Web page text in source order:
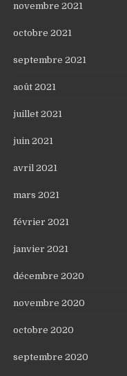
novembre 2021
octobre 2021
septembre 2021
août 2021
juillet 2021
juin 2021
avril 2021
mars 2021
février 2021
janvier 2021
décembre 2020
novembre 2020
octobre 2020
septembre 2020